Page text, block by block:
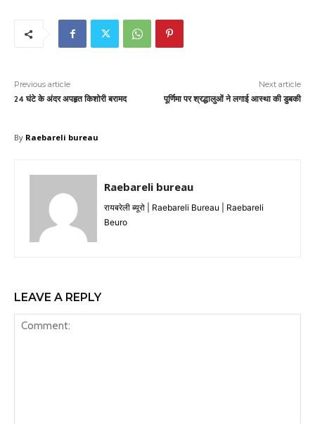
Previous article
24 घंटे के अंदर अपहृत किशोरी बरामद
Next article
पूर्णिमा पर श्रद्धालुओं ने लगाई आस्था की डुबकी
By Raebareli bureau
Raebareli bureau
रायबरेली ब्यूरो | Raebareli Bureau | Raebareli
Beuro
LEAVE A REPLY